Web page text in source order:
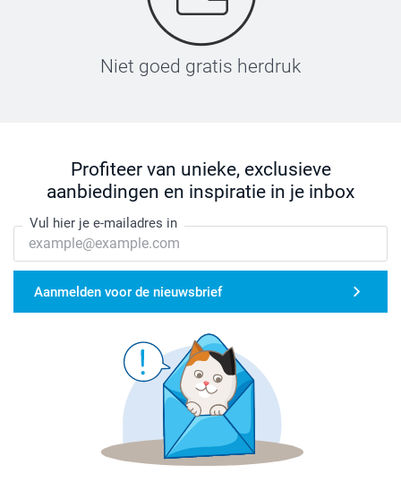
Niet goed gratis herdruk
Profiteer van unieke, exclusieve
aanbiedingen en inspiratie in je inbox
Vul hier je e-mailadres in
Aanmelden voor de nieuwsbrief